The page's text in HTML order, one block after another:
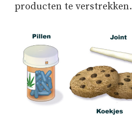
producten te verstrekken.